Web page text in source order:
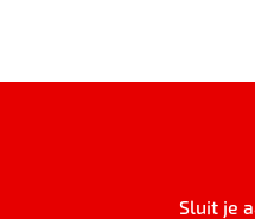
Sluit je